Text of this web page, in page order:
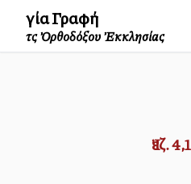
Ἁγία Γραφή
τῆς Ὀρθοδόξου Ἐκκλησίας
Ἰεζ. 4,1